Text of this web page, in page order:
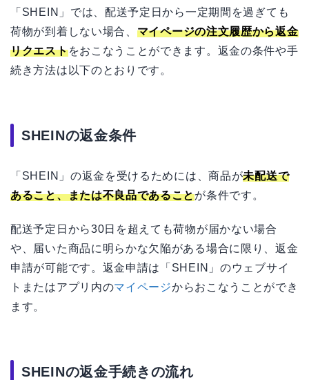
「SHEIN」では、配送予定日から一定期間を過ぎても
荷物が到着しない場合、 マイページの注文履歴から返金
リクエストをおこなうことができます。返金の条件や手
続き方法は以下のとおりです。
SHEINの返金条件
「SHEIN」の返金を受けるためには、商品が未配送で
あること、または不良品であることが条件です。
配送予定日から30日を超えても荷物が届かない場合
や、届いた商品に明らかな欠陥がある場合に限り、返金
申請が可能です。返金申請は「SHEIN」のウェブサイ
トまたはアプリ内のマイページからおこなうことができ
ます。
SHEINの返金手続きの流れ